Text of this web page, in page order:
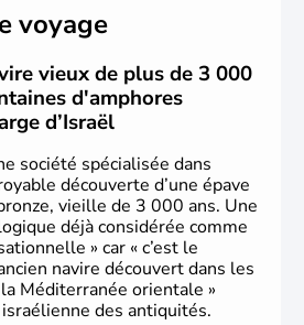
dans le domaine des nouvelles
voyage
vieux de plus de 3 000
d'amphores
d’Israël
société spécialisée dans
découverte d’une épave
vieille de 3 000 ans. Une
déjà considérée comme
» car « c’est le
navire découvert dans les
Méditerranée orientale »
des antiquités.